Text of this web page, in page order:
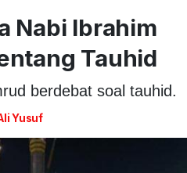
Nabi Ibrahim
Tauhid
berdebat soal tauhid.
Yusuf